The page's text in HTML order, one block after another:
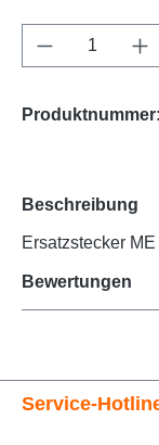
Produkt
Produktnummer:
Beschreibung
Ersatzstecker
Bewertungen
Service-